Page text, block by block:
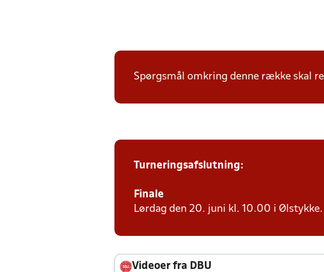
Spørgsmål omkring denne række skal
Turneringsafslutning:
Finale
Lørdag den 20. juni kl. 10.00 i
Videoer fra DBU